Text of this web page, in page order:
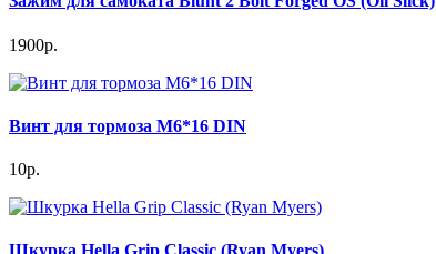
1900р.
Винт для тормоза М6*16 DIN
10р.